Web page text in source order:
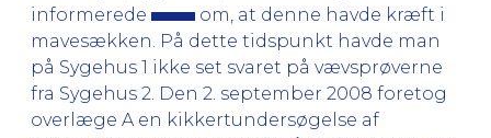
informerede
om, at denne havde kræft i
mavesækken. På dette tidspunkt havde man
på Sygehus 1 ikke set svaret på vævsprøverne
fra Sygehus 2. Den 2. september 2008 foretog
overlæge A en kikkertundersøgelse af